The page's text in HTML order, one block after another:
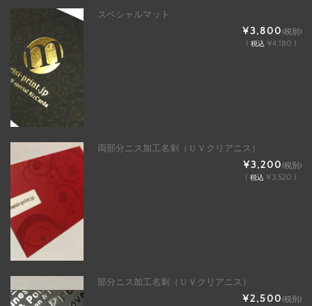
スペシャルマット
¥3,800(税別)
( 税込 ¥4,180 )
両部分ニス加工名刺（ＵＶクリアニス）
¥3,200(税別)
( 税込 ¥3,520 )
部分ニス加工名刺（ＵＶクリアニス）
¥2,500(税別)